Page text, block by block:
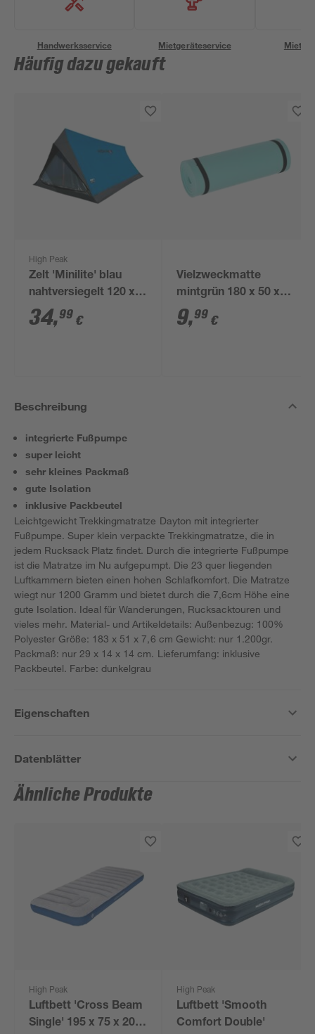
Handwerksservice Mietgeräteservice
Häufig dazu gekauft
High Peak
Zelt 'Minilite' blau
nahtversiegelt 120 x
200 cm
34,99 €
Vielzweckmatte
mintgrün 180 x 50 x
1,2 cm
9,99 €
Beschreibung
integrierte Fußpumpe
super leicht
sehr kleines Packmaß
gute Isolation
inklusive Packbeutel
Leichtgewicht Trekkingmatratze Dayton mit integrierter
Fußpumpe. Super klein verpackte Trekkingmatratze, die in
jedem Rucksack Platz findet. Durch die integrierte Fußpumpe
ist die Matratze im Nu aufgepumpt. Die 23 quer liegenden
Luftkammern bieten einen hohen Schlafkomfort. Die Matratze
wiegt nur 1200 Gramm und bietet durch die 7,6cm Höhe eine
gute Isolation. Ideal für Wanderungen, Rucksacktouren und
vieles mehr. Material- und Artikeldetails: Außenbezug: 100%
Polyester Größe: 183 x 51 x 7,6 cm Gewicht: nur 1.200gr.
Packmaß: nur 29 x 14 x 14 cm. Lieferumfang: inklusive
Packbeutel. Farbe: dunkelgrau
Eigenschaften
Datenblätter
Ähnliche Produkte
High Peak
Luftbett 'Cross Beam
Single' 195 x 75 x 20
High Peak
Luftbett 'Smooth
Comfort Double'